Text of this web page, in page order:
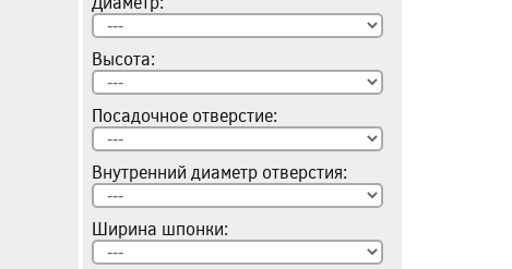
Высота:
Посадочное отверстие:
Внутренний диаметр отверстия:
Ширина шпонки: